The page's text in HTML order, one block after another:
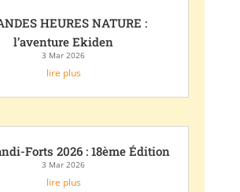
HEURES NATURE :
l’aventure Ekiden
3 Mar 2026
lire plus
Forts 2026 : 18ème Édition
3 Mar 2026
lire plus